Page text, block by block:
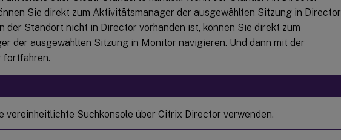
Sie direkt zum Aktivitätsmanager der ausgewählten Sitzung in Director
der Standort nicht in Director vorhanden ist, können Sie direkt zum
der ausgewählten Sitzung in Monitor navigieren. Und dann mit der
fortfahren.
vereinheitlichte Suchkonsole über Citrix Director verwenden.